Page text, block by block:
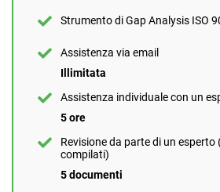
Strumento di Gap Analysis ISO
Assistenza via email
Illimitata
Assistenza individuale con un
5 ore
Revisione da parte di un
compilati)
5 documenti